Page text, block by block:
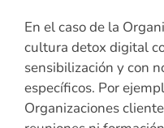
En el caso de la
cultura detox digital
sensibilización y con
específicos. Por
Organizaciones